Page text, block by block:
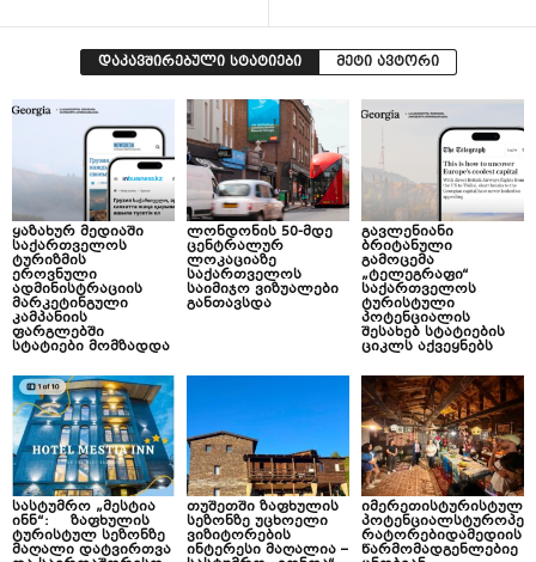
დაკავშირებული სტატიები მეტი ავტორი
ყაზახურ მედიაში
საქართველოს
ტურიზმის
ეროვნული
ადმინისტრაციის
მარკეტინგული
კამპანიის
ფარგლებში
სტატიები მომზადდა
ლონდონის 50-მდე
ცენტრალურ
ლოკაციაზე
საქართველოს
საიმიჯო ვიზუალები
განთავსდა
გავლენიანი
ბრიტანული
გამოცემა
„ტელეგრაფი“
საქართველოს
ტურისტული
პოტენციალის
შესახებ სტატიების
ციკლს აქვეყნებს
სასტუმრო „მესტია
ინნ“: ზაფხულის
ტურისტულ სეზონზე
მაღალი დატვირთვა
თუშეთში ზაფხულის
სეზონზე უცხოელი
ვიზიტორების
ინტერესი მაღალია –
იმერეთისტურისტულ
პოტენციალსტუროპე
რატორებიდამედიის
წარმომადგენლებიე